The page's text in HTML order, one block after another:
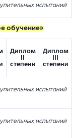
испытаний
обучение»
Диплом
степени
Диплом
степени
испытаний
испытаний